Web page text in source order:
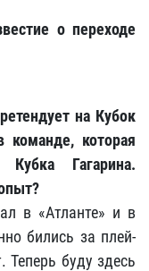
о переходе
на Кубок
команде, которая
Гагарина.
в «Атланте» и в
бились за плей-
буду здесь